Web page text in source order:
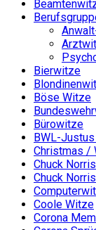
Bierwitze
Böse Witze
Bürowitze
BWL-
Christmas /
Chuck
Chuck
Coole Witze
Corona